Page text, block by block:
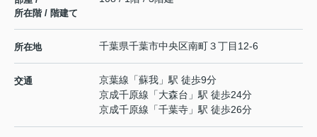
所在階 / 階建て
所在地 千葉県千葉市中央区南町３丁目12-6
交通 京葉線 「蘇我 」駅 徒歩9分
京成千原線 「大森台 」駅 徒歩24分
京成千原線 「千葉寺 」駅 徒歩26分